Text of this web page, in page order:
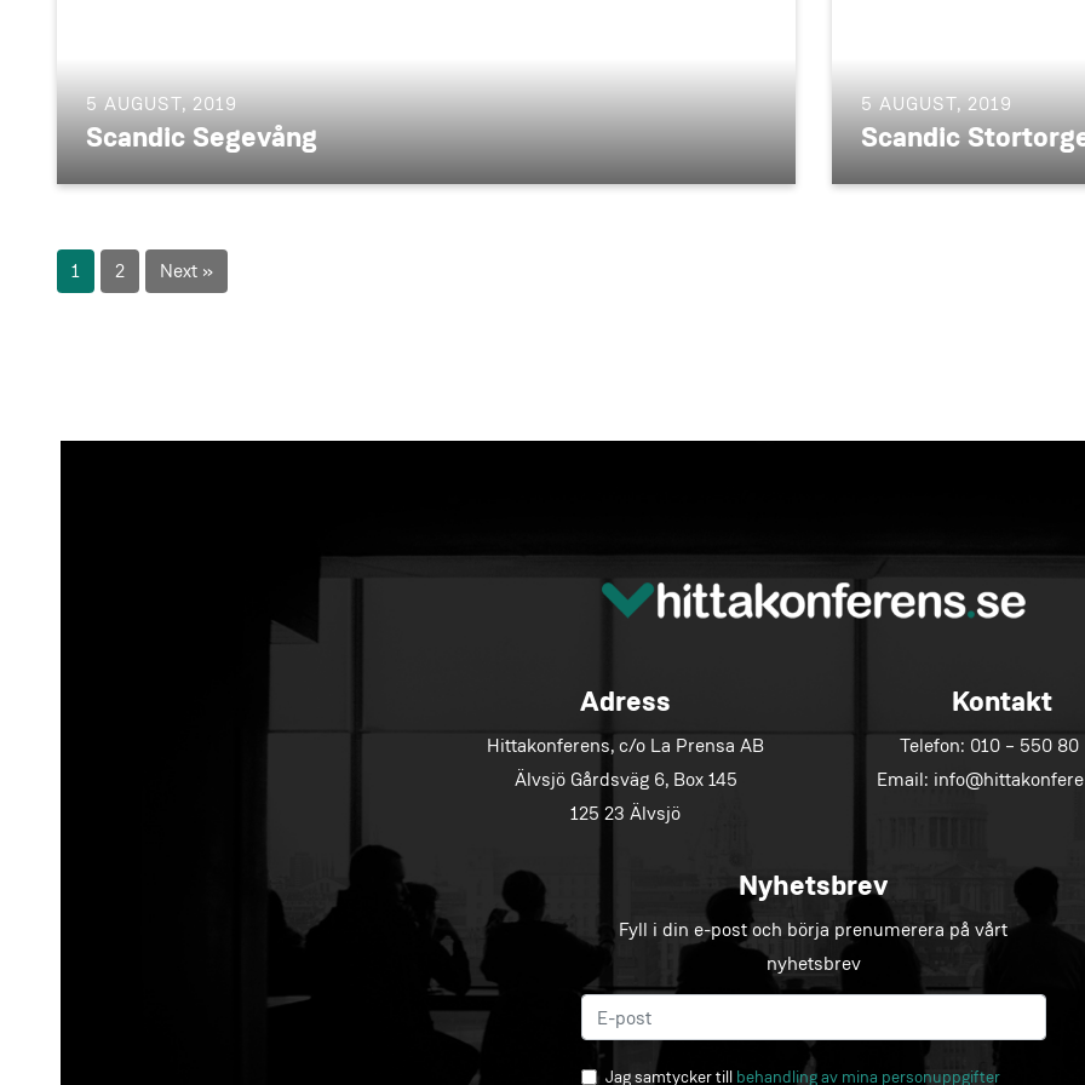
5 AUGUST, 2019
Scandic Segevång
5 AUGUST, 2019
Scandic
1 2 Next »
Adress
Hittakonferens, c/o La Prensa AB
Älvsjö Gårdsväg 6, Box 145
125 23 Älvsjö
Kontakt
Telefon: 010 – 550 80
Email:
Nyhetsbrev
Fyll i din e-post och börja prenumerera på vårt
nyhetsbrev
Jag samtycker till behandling av mina personuppgifter